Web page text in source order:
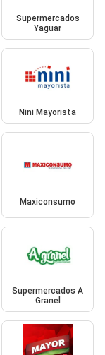
Supermercados
Yaguar
Nini Mayorista
Maxiconsumo
Supermercados A
Granel